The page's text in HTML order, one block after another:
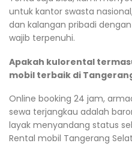
untuk kantor swasta
dan kalangan pribadi
wajib terpenuhi.
Apakah kulorental
mobil terbaik di
Online booking 24 jam,
sewa terjangkau adalah
layak menyandang status
Rental mobil Tangerang